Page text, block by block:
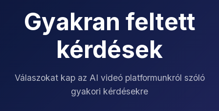
Gyakran feltett
kérdések
Válaszokat kap az AI videó platformunkról szóló
gyakori kérdésekre